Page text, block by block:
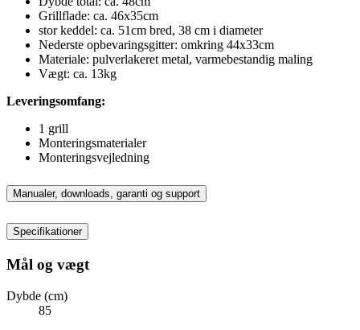
Grillflade: ca. 46x35cm
stor keddel: ca. 51cm bred, 38 cm i diameter
Nederste opbevaringsgitter: omkring 44x33cm
Materiale: pulverlakeret metal, varmebestandig maling
Vægt: ca. 13kg
Leveringsomfang:
1 grill
Monteringsmaterialer
Monteringsvejledning
Manualer, downloads, garanti og support
Specifikationer
Mål og vægt
Dybde (cm)
85